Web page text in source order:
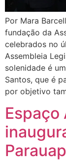
Por Mara
fundação da
celebrados no
Assembleia
solenidade é
Santos, que é
por objetivo
Espaço